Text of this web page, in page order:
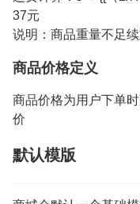
37元
说明：商品重量不足
商品价格定义
商品价格为用户下单
价
默认模版